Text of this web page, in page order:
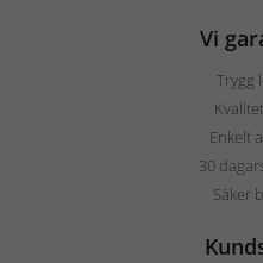
Vi
Trygg
Enkelt
30
Säker